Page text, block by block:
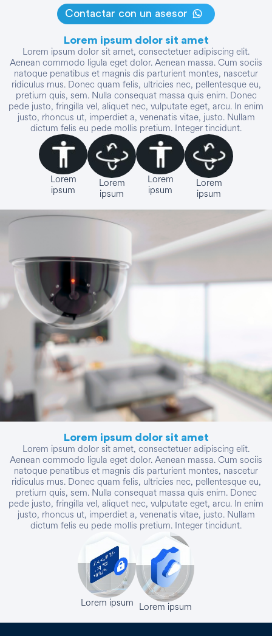
Contactar con un asesor
Lorem ipsum dolor sit amet
Lorem ipsum dolor sit amet, consectetuer adipiscing elit.
Aenean commodo ligula eget dolor. Aenean massa. Cum sociis
natoque penatibus et magnis dis parturient montes, nascetur
ridiculus mus. Donec quam felis, ultricies nec, pellentesque eu,
pretium quis, sem. Nulla consequat massa quis enim. Donec
pede justo, fringilla vel, aliquet nec, vulputate eget, arcu. In enim
justo, rhoncus ut, imperdiet a, venenatis vitae, justo. Nullam
dictum felis eu pede mollis pretium. Integer tincidunt.
Lorem
ipsum
Lorem
ipsum
Lorem
ipsum
Lorem
ipsum
Lorem ipsum dolor sit amet
Lorem ipsum dolor sit amet, consectetuer adipiscing elit.
Aenean commodo ligula eget dolor. Aenean massa. Cum sociis
natoque penatibus et magnis dis parturient montes, nascetur
ridiculus mus. Donec quam felis, ultricies nec, pellentesque eu,
pretium quis, sem. Nulla consequat massa quis enim. Donec
pede justo, fringilla vel, aliquet nec, vulputate eget, arcu. In enim
justo, rhoncus ut, imperdiet a, venenatis vitae, justo. Nullam
dictum felis eu pede mollis pretium. Integer tincidunt.
Lorem ipsum Lorem ipsum